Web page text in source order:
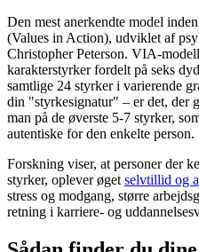
Den mest anerkendte model
(Values in Action), udviklet af
Christopher Peterson. VIA-
karakterstyrker fordelt på seks
samtlige 24 styrker i varierende
din "styrkesignatur" – er det, der
man på de øverste 5-7 styrker,
autentiske for den enkelte person.
Forskning viser, at personer der
styrker, oplever øget selvtillid og
stress og modgang, større
retning i karriere- og